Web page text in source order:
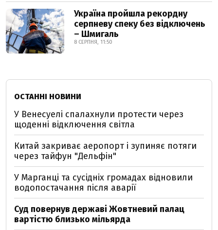
Україна пройшла рекордну
серпневу спеку без відключень
– Шмигаль
8 СЕРПНЯ, 11:50
ОСТАННІ НОВИНИ
У Венесуелі спалахнули протести через
щоденні відключення світла
Китай закриває аеропорт і зупиняє потяги
через тайфун "Дельфін"
У Марганці та сусідніх громадах відновили
водопостачання після аварії
Суд повернув державі Жовтневий палац
вартістю близько мільярда